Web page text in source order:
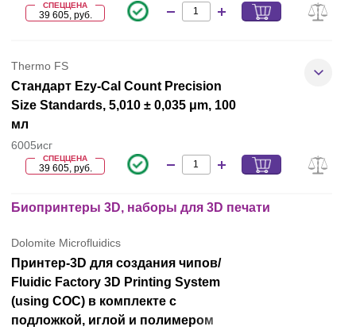
СПЕЦЦЕНА
39 605, руб.
Thermo FS
Стандарт Ezy-Cal Count Precision
Size Standards, 5,010 ± 0,035 μm, 100
мл
6005исг
СПЕЦЦЕНА
39 605, руб.
Биопринтеры 3D, наборы для 3D печати
Dolomite Microfluidics
Принтер-3D для создания чипов/
Fluidic Factory 3D Printing System
(using COC) в комплекте с
подложкой, иглой и полимером